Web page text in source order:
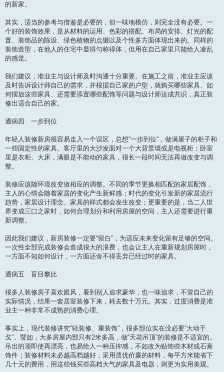
的新家。
其实，适当的参考与借鉴是必要的，但一味地模仿，则完全没有必要。一
个好的装饰效果，是从材料的运用、色彩的搭配、布局的安排、灯光的配
置、装饰品的陈设、绿色植物的点缀以及个性多方面体现出来的。同样的
装饰造型，在他人的住宅中显得匀称得体，但用在自己家里只能给人凌乱
的感觉。
我们建议，准业主与设计师及时沟通十分重要。在施工之前，准业主应该
及时告诉设计师自己的需求，并根据自己家的户型，就购买哪些家具、如
何摆放这些家具、还需要添置哪些配饰等问题与设计师达成共识，真正装
修出适合自己的家。
通病四 一步到位
年轻人装修新房很容易走入一个误区，总想“一步到位”，做满屋子的柜子和
一些固定性的家具。客厅里的大沙发面对一个大背景墙或是电视柜；卧室
里是衣柜、大床，满眼是不能动的家具，很长一段时间无法再做改变与调
整。
装修应该随环境改变做相应的调整。不同的季节更换相匹配的家居配饰，
主人的心情会随着家居的变化产生新鲜感；时代的变化引发新的家居流行
趋势，家居设计理念、家具的样式都会发生改变；更重要的是，当二人世
界变成三口之家时，如何合理划分和利用房屋的空间，主人还需要进行重
新调整。
因此我们建议，新房装修一定要“留白”，为适应未来变化留有足够的空间。
一次性全部完成装修会造成很大的浪费，也会让主人在重新规划房屋时，
一方面不知如何设计，一方面还舍不得丢弃已经过时的家具。
通病五 盲目攀比
很多人装修房子喜欢跟风，看到别人追求豪华，也一味追求，不管自己的
实际情况，结果一套居室装修下来，耗去数十万元。其实，过度消费是准
业主一种非常不成熟的消费心理。
事实上，现代装修讲究“轻装修、重装饰”，很多部位实在没必要“大动干
戈”。譬如，大多房屋内部只有2米多高，做“天花吊顶”的装修是不适宜的。
吊出的顶即使再漂亮，也易给人一种压抑感，不如改为贴饰些木材或石膏
饰件；装修材料未必越高档越好，采用质优价廉的材料，每平方米能省下
几十元的费用，用这些钱买些高档大气的家具及电器，则更为实用美观。